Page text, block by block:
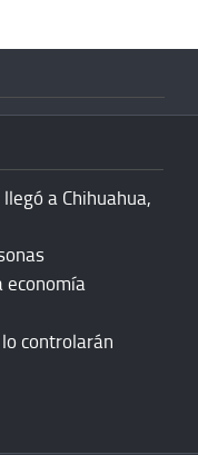
a Chihuahua,
economía
controlarán